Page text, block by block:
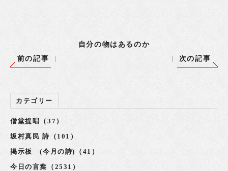
自分の物はあるのか
前の記事
次の記事
カテゴリー
僧堂提唱（37）
坂村真民 詩（101）
掲示板 (今月の詩)（41）
今日の言葉（2531）